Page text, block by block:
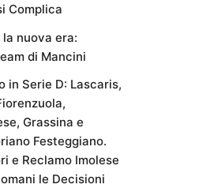
Complica
nuova era:
di Mancini
in Serie D: Lascaris,
Grassina e
Festeggiano.
e Reclamo Imolese
le Decisioni